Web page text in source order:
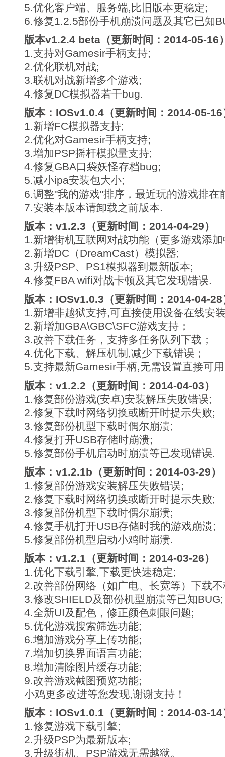
5.优化客户端、服务端,比旧版本更稳定;
6.修复1.2.5部份手机崩溃问题及其它已知
版本v1.2.4 beta（更新时间：2014-05-16
1.支持对Gamesir手柄支持;
2.优化联机对战;
3.联机对战新增多个游戏;
4.修复DC模拟器若干bug.
版本：IOSv1.0.4（更新时间：2014-05-16
1.新增FC模拟器支持;
2.优化对Gamesir手柄支持;
3.增加PSP摇杆模拟量支持;
4.修复GBA口袋妖怪存档bug;
5.减小ipa安装包大小;
6.调整"我的游戏"排序，最近玩的游戏排在
7.安装本版本请卸载之前版本.
版本：v1.2.3（更新时间：2014-04-29）
1.新增街机互联网对战功能（更多游戏添
2.新增DC（DreamCast）模拟器;
3.升级PSP、PS1模拟器到最新版本;
4.修复FBA wifi对战卡顿及其它发现错误.
版本：IOSv1.0.3（更新时间：2014-04-28
1.新增非越狱支持,可直接使用设备在线安
2.新增加GBA\GBC\SFC游戏支持；
3.改善下载任务，支持多任务队列下载；
4.优化下载、解压机制,减少下载错误；
5.支持最新Gamesir手柄,无需设置直接可
版本：v1.2.2（更新时间：2014-04-03）
1.修复部份游戏(安卓)安装解压失败错误;
2.修复下载时网络切换或断开时提示失败;
3.修复部份机型下载时偶尔崩溃;
4.修复打开USB存储时崩溃;
5.修复部份手机启动时崩溃等已发现错误.
版本：v1.2.1b（更新时间：2014-03-29）
1.修复部份游戏安装解压失败错误;
2.修复下载时网络切换或断开时提示失败;
3.修复部份机型下载时偶尔崩溃;
4.修复手机打开USB存储时我的游戏崩溃;
5.修复部份机型启动小鸡时崩溃.
版本：v1.2.1（更新时间：2014-03-26）
1.优化下载引擎,下载更快速稳定;
2.改善部份网络（如广电、长宽等）下载
3.修改SHIELD及部份机型崩溃等已知BUG;
4.全新UI及配色，修正颜色刺眼问题;
5.优化游戏搜索筛选功能;
6.增加游戏分享上传功能;
7.增加切换界面语言功能;
8.增加清除图片缓存功能;
9.改善游戏截图预览功能;
小鸡更多改进等您发现,谢谢支持！
版本：IOSv1.0.1（更新时间：2014-03-14
1.修复游戏下载引擎;
2.升级PSP为最新版本;
3.升级街机、PSP游戏无需越狱。